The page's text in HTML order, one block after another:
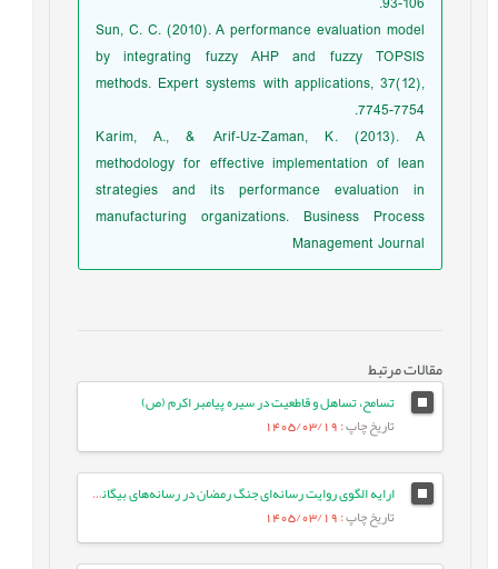
Sun, C. C. (2010). A performance evaluation model
by integrating fuzzy AHP and fuzzy TOPSIS
methods. Expert systems with applications, 37(12),
7745-7754.
Karim, A., & Arif‐Uz‐Zaman, K. (2013). A
methodology for effective implementation of lean
strategies and its performance evaluation in
manufacturing organizations. Business Process
Management Journal
مقالات مرتبط
تسامح، تساهل و قاطعیت در سیره پیامبر اکرم (ص)
تاریخ چاپ: 1405/03/19
ارایه الگوی روایت رسانه‌ای جنگ رمضان در رسانه‌های بیگانه: مطالعه موردی ایران اینترنشنال
تاریخ چاپ: 1405/03/19